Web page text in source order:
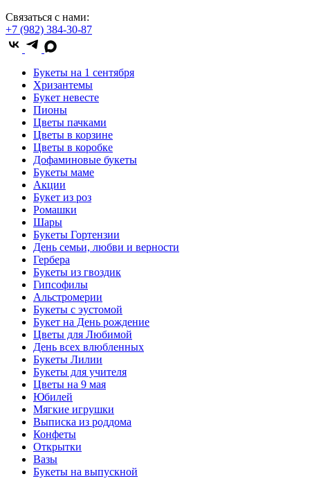
Связаться с нами:
+7 (982) 384-30-87
Букеты на 1 сентября
Хризантемы
Букет невесте
Пионы
Цветы пачками
Цветы в корзине
Цветы в коробке
Дофаминовые букеты
Букеты маме
Акции
Букет из роз
Ромашки
Шары
Букеты Гортензии
День семьи, любви и верности
Гербера
Букеты из гвоздик
Гипсофилы
Альстромерии
Букеты с эустомой
Букет на День рождение
Цветы для Любимой
День всех влюбленных
Букеты Лилии
Букеты для учителя
Цветы на 9 мая
Юбилей
Мягкие игрушки
Выписка из роддома
Конфеты
Открытки
Вазы
Букеты на выпускной